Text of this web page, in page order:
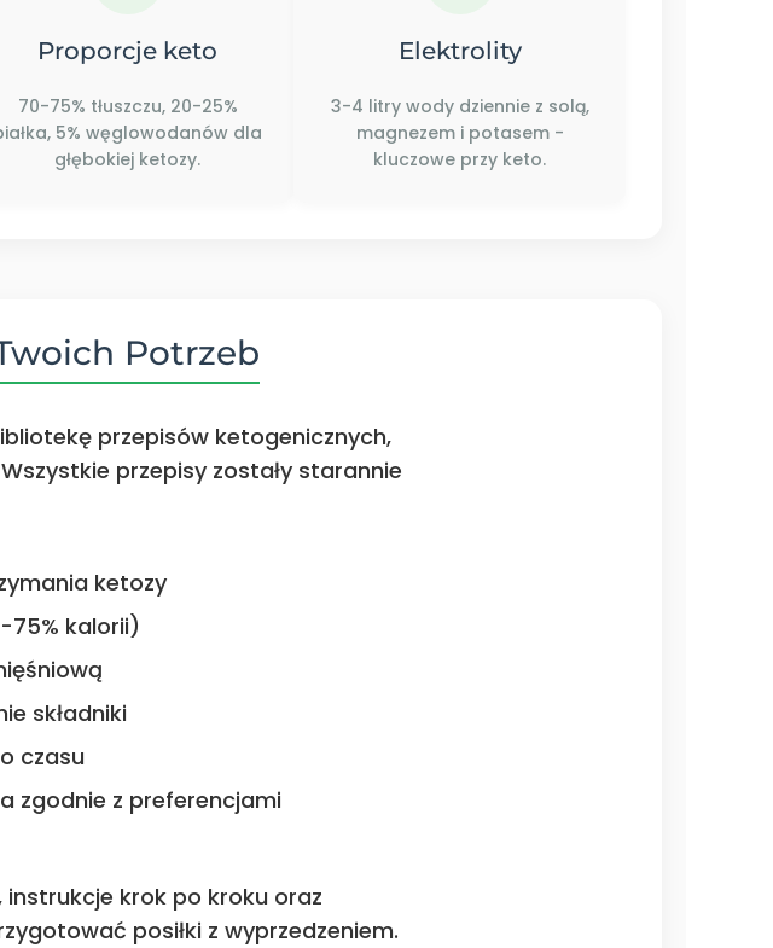
Proporcje keto
70-75% tłuszczu, 20-25%
5% węglowodanów dla
głębokiej ketozy.
Elektrolity
3-4 litry wody dziennie z solą,
magnezem i potasem -
kluczowe przy keto.
Potrzeb
przepisów ketogenicznych,
przepisy zostały starannie
ketozy
75% kalorii)
składniki
czasu
zgodnie z preferencjami
instrukcje krok po kroku oraz
posiłki z wyprzedzeniem.